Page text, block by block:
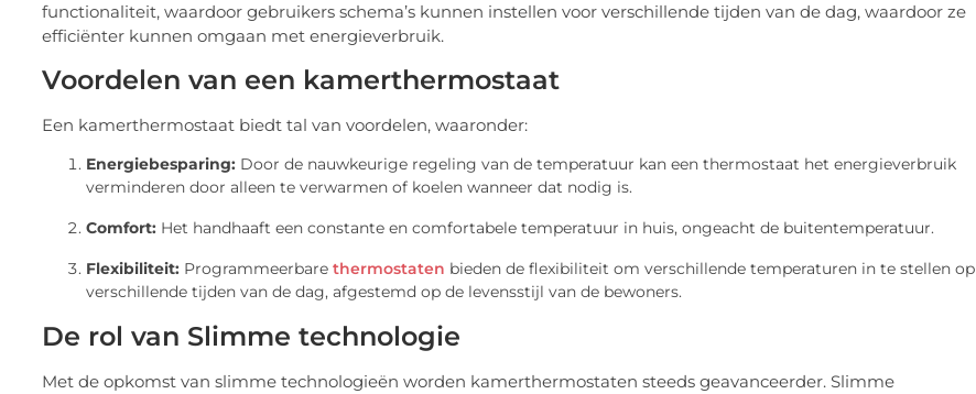
functionaliteit, waardoor gebruikers schema’s kunnen instellen voor verschillende tijden van de dag, waardoor ze
efficiënter kunnen omgaan met energieverbruik.
Voordelen van een kamerthermostaat
Een kamerthermostaat biedt tal van voordelen, waaronder:
Energiebesparing: Door de nauwkeurige regeling van de temperatuur kan een thermostaat het energieverbruik
verminderen door alleen te verwarmen of koelen wanneer dat nodig is.
Comfort: Het handhaaft een constante en comfortabele temperatuur in huis, ongeacht de buitentemperatuur.
Flexibiliteit: Programmeerbare thermostaten bieden de flexibiliteit om verschillende temperaturen in te stellen op
verschillende tijden van de dag, afgestemd op de levensstijl van de bewoners.
De rol van Slimme technologie
Met de opkomst van slimme technologieën worden kamerthermostaten steeds geavanceerder. Slimme